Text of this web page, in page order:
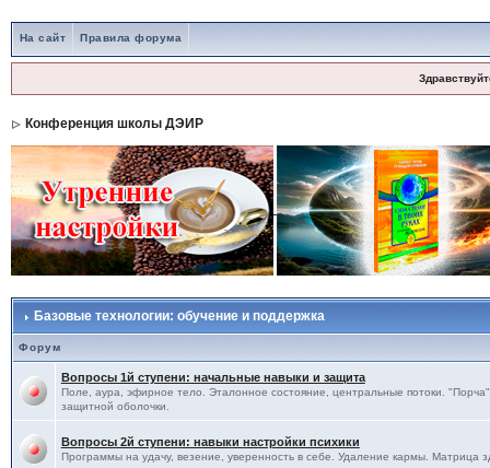
На сайт Правила форума
Конференция школы ДЭИР
Базовые технологии: обучение и поддержка
Форум
Вопросы 1й ступени: начальные навыки и защита
Поле, аура, эфирное тело. Эталонное состояние, центральные потоки.
защитной оболочки.
Вопросы 2й ступени: навыки настройки психики
Программы на удачу, везение, уверенность в себе. Удаление кармы. Матрица